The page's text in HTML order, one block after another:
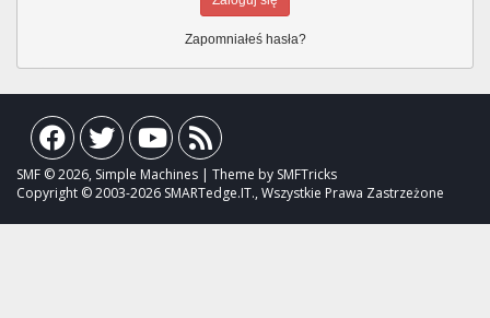
Zapomniałeś hasła?
SMF © 2026, Simple Machines | Theme by SMFTricks
Copyright © 2003-2026 SMARTedge.IT., Wszystkie Prawa Zastrzeżone